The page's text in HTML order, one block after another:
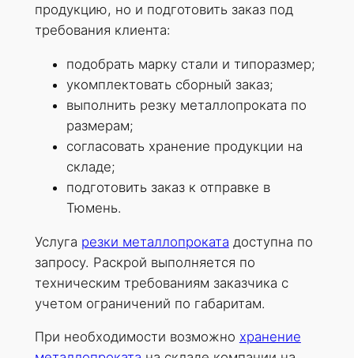
продукцию, но и подготовить заказ под
требования клиента:
подобрать марку стали и типоразмер;
укомплектовать сборный заказ;
выполнить резку металлопроката по
размерам;
согласовать хранение продукции на
складе;
подготовить заказ к отправке в
Тюмень.
Услуга резки металлопроката доступна по
запросу. Раскрой выполняется по
техническим требованиям заказчика с
учетом ограничений по габаритам.
При необходимости возможно хранение